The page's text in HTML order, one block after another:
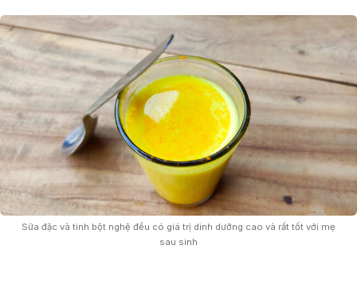
Sữa đặc và tinh bột nghệ đều có giá trị dinh dưỡng cao và rất tốt với mẹ
sau sinh